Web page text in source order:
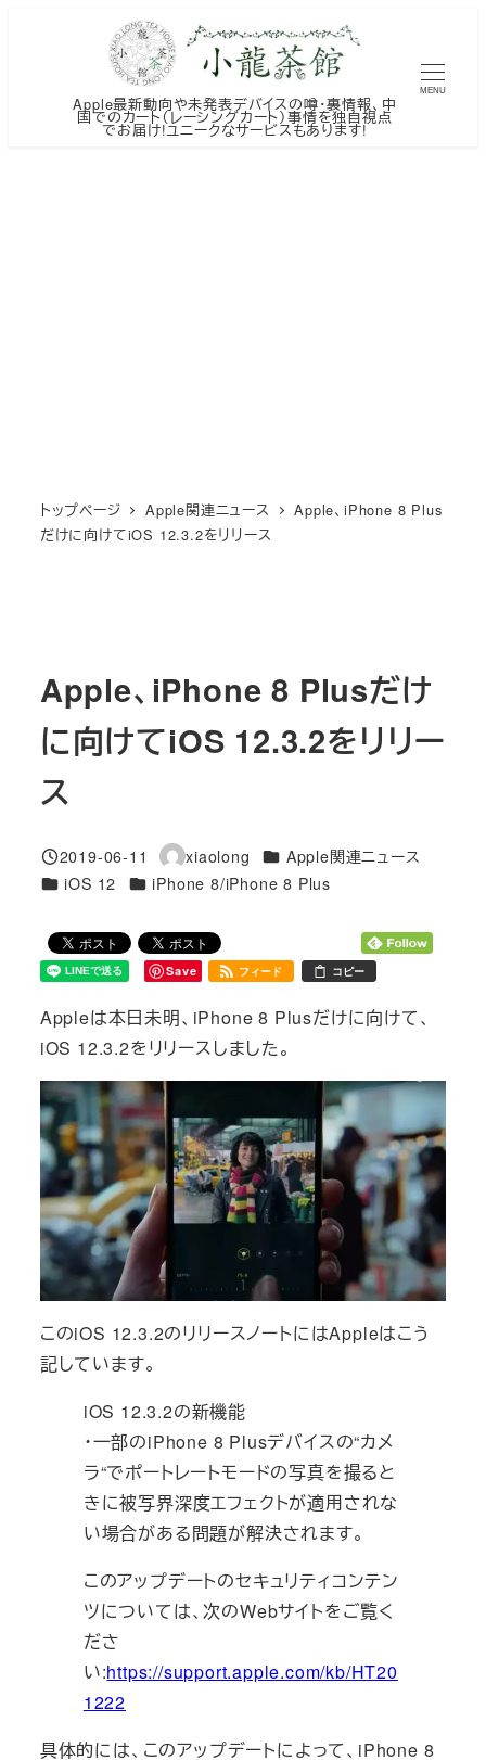
Apple最新動向や未発表デバイスの噂・裏情報、中
国でのカート（レーシングカート）事情を独自視点
でお届け!ユニークなサービスもあります!
MENU
トップページ Apple関連ニュース
Apple、iPhone 8 Plus
だけに向けてiOS 12.3.2をリリース
Apple、iPhone 8 Plusだけ
に向けてiOS 12.3.2をリリー
ス
投稿日
2019-06-11
著
者
xiaolong カテゴリー
Apple関連ニュース
カテゴリー
iOS 12 カテゴリー
iPhone 8/iPhone 8 Plus
Save フィード コピー
Appleは本日未明、iPhone 8 Plusだけに向けて、
iOS 12.3.2をリリースしました。
このiOS 12.3.2のリリースノートにはAppleはこう
記しています。
iOS 12.3.2の新機能
・一部のiPhone 8 Plusデバイスの“カメ
ラ“でポートレートモードの写真を撮ると
きに被写界深度エフェクトが適用されな
い場合がある問題が解決されます。
このアップデートのセキュリティコンテン
ツについては、次のWebサイトをご覧く
ださ
い:https://support.apple.com/kb/HT20
1222
具体的には、このアップデートによって、iPhone 8